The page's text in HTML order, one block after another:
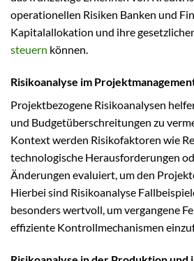
operationellen Risiken Banken und
Kapitalallokation und ihre
steuern können.
Risikoanalyse im
Projektbezogene Risikoanalysen
und Budgetüberschreitungen zu
Kontext werden Risikofaktoren wie
technologische Herausforderungen
Änderungen evaluiert, um den
Hierbei sind Risikoanalyse
besonders wertvoll, um vergangene
effiziente Kontrollmechanismen